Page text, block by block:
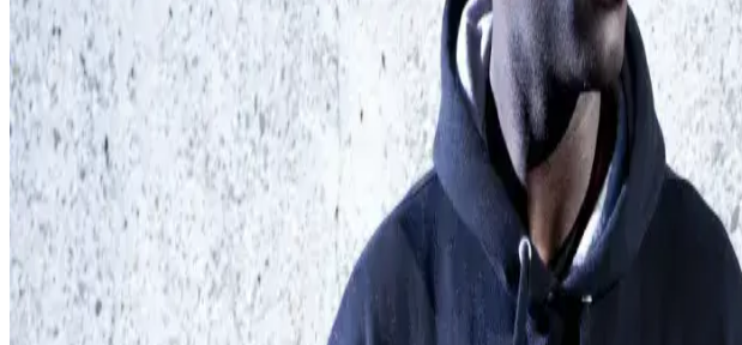
Look décontracté : sweats et
Les sweats à capuche et les sweatshirts ne sont plus seulement destinés aux
les mois les plus froids ou pour le travail en extérieur, ils sont le compagnon idéal
rond ultramodernes en différentes couleurs, ainsi que des sweats à fermeture
30% de polyester ou de 50% de coton (Cotton made in Africa) et de 50% de
Commerce durable